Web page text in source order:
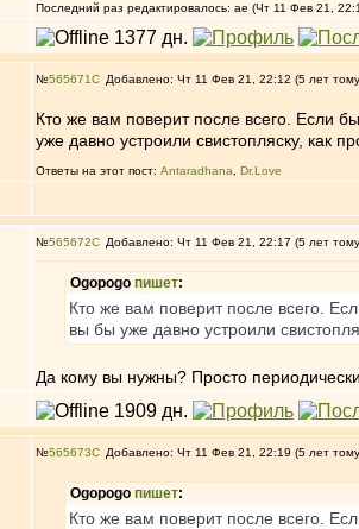
Последний раз редактировалось: ae (Чт 11 Фев 21,
№565671 Добавлено: Чт 11 Фев 21, 22:12 (5 лет
Кто же вам поверит после всего. Если
уже давно устроили свистопляску, как
Ответы на этот пост: Antaradhana Dr.Love
№565672 Добавлено: Чт 11 Фев 21, 22:17 (5 лет
Ogopogo пишет:
Кто же вам поверит после всего.
вы бы уже давно устроили
Да кому вы нужны? Просто
№565673 Добавлено: Чт 11 Фев 21, 22:19 (5 лет
Ogopogo пишет:
Кто же вам поверит после всего.